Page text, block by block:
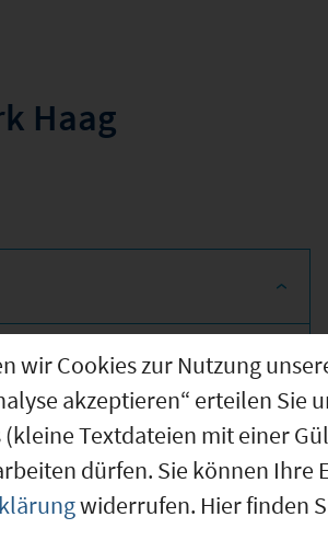
Haag
Cookies zur Nutzung
akzeptieren“ erteilen Sie
Textdateien mit einer
dürfen. Sie können
widerrufen. Hier finden